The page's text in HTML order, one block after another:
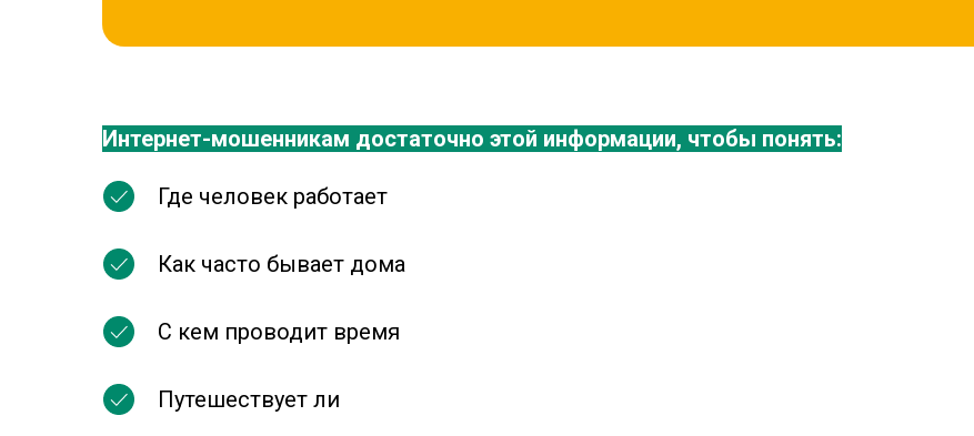
Интернет-мошенникам достаточно этой информации, чтобы понять:
Где человек работает
Как часто бывает дома
С кем проводит время
Путешествует ли